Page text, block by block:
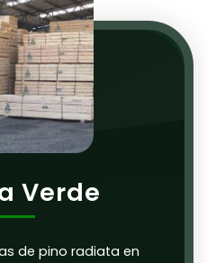
Verde
de pino radiata en